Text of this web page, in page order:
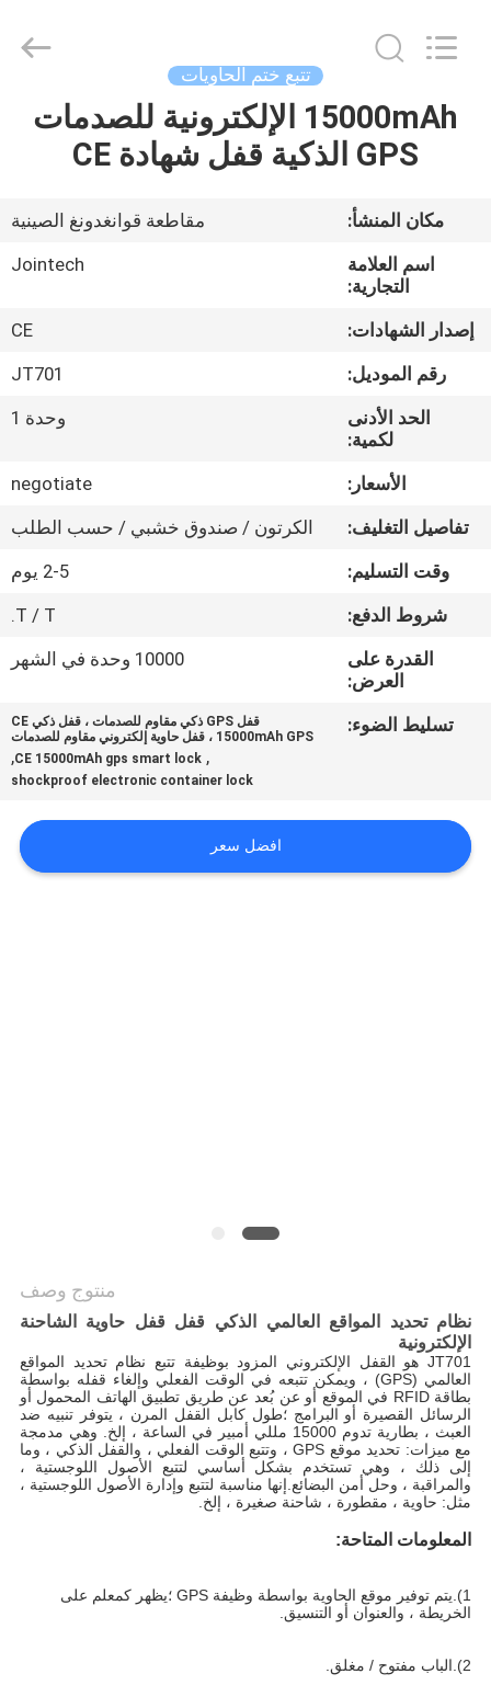
الصفحة
الرئيسية
منتجات
الواقع
الافتراضي
معلومات
جولة
المعمل
الجودة
بنا
Reserved.
تتبع ختم الحاويات
15000mAh الإلكترونية للصدمات
GPS الذكية قفل شهادة CE
مكان المنشأ:
مقاطعة قوانغدونغ الصينية
اسم العلامة
التجارية:
Jointech
إصدار الشهادات:
CE
رقم الموديل:
JT701
الحد الأدنى
لكمية:
وحدة 1
الأسعار:
negotiate
تفاصيل التغليف:
الكرتون / صندوق خشبي / حسب الطلب
وقت التسليم:
2-5 يوم
شروط الدفع:
T / T.
القدرة على
العرض:
10000 وحدة في الشهر
تسليط الضوء:
قفل GPS ذكي مقاوم للصدمات ، قفل ذكي CE
15000mAh GPS ، قفل حاوية إلكتروني مقاوم للصدمات
,
CE 15000mAh gps smart lock
,
shockproof electronic container lock
افضل سعر
منتوج وصف
نظام تحديد المواقع العالمي الذكي قفل قفل حاوية الشاحنة
الإلكترونية
JT701 هو القفل الإلكتروني المزود بوظيفة تتبع نظام تحديد المواقع
العالمي (GPS) ، ويمكن تتبعه في الوقت الفعلي وإلغاء قفله بواسطة
بطاقة RFID في الموقع أو عن بُعد عن طريق تطبيق الهاتف المحمول أو
الرسائل القصيرة أو البرامج ؛طول كابل القفل المرن ، يتوفر تنبيه ضد
العبث ، بطارية تدوم 15000 مللي أمبير في الساعة ، إلخ. وهي مدمجة
مع ميزات: تحديد موقع GPS ، وتتبع الوقت الفعلي ، والقفل الذكي ، وما
إلى ذلك ، وهي تستخدم بشكل أساسي لتتبع الأصول اللوجستية ،
والمراقبة ، وحل أمن البضائع.إنها مناسبة لتتبع وإدارة الأصول اللوجستية ،
مثل: حاوية ، مقطورة ، شاحنة صغيرة ، إلخ.
المعلومات المتاحة:
الخريطة ، والعنوان أو التنسيق.
2).الباب مفتوح / مغلق.